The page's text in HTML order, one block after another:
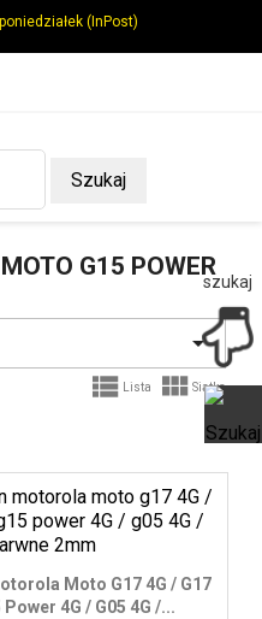
(InPost)
Szukaj
G15 POWER

 Lista  Siatka
Moto G17 4G / G17
Power 4G / G05 4G /...
szukaj